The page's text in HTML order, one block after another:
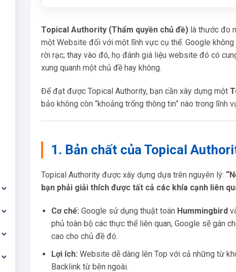
Topical Authority (Thẩm quyền chủ đề)là thước đo
một Website đối với một lĩnh vực cụ thể. Google
rời rạc; thay vào đó, họ đánh giá liệu website đó có
xung quanh một chủ đề hay không.
Để đạt được Topical Authority, bạn cần xây dựng một
bảo không còn “khoảng trống thông tin” nào trong lĩnh
1. Bản chất của Topical
Topical Authority được xây dựng dựa trên nguyên lý:
bạn phải giải thích được tất cả các khía cạnh liên
Cơ chế: Google sử dụng thuật toán Hummingbird
phủ toàn bộ các thực thể liên quan, Google sẽ gán
cao cho chủ đề đó.
Lợi ích: Website dễ dàng lên Top với cả những từ
Backlink từ bên ngoài.